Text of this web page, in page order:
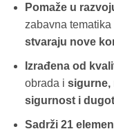
Pomaže u
zabavna
stvaraju nove
Izrađena od
obrada i sigurne,
sigurnost i
Sadrži 21